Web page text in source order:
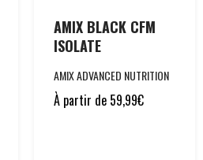
AMIX BLACK CFM
ISOLATE
AMIX ADVANCED NUTRITION
À partir de 59,99€